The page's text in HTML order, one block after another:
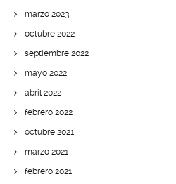
marzo 2023
octubre 2022
septiembre 2022
mayo 2022
abril 2022
febrero 2022
octubre 2021
marzo 2021
febrero 2021